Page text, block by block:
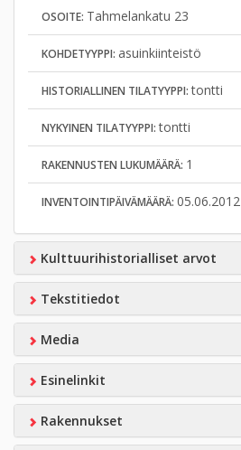
OSOITE: Tahmelankatu 23
KOHDETYYPPI: asuinkiinteistö
HISTORIALLINEN TILATYYPPI:tontti
NYKYINEN TILATYYPPI:tontti
RAKENNUSTEN LUKUMÄÄRÄ: 1
INVENTOINTIPÄIVÄMÄÄRÄ: 05.06.2012
Kulttuurihistorialliset arvot
Tekstitiedot
Media
Esinelinkit
Rakennukset